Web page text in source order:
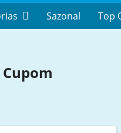
Sazonal Top
Cupom